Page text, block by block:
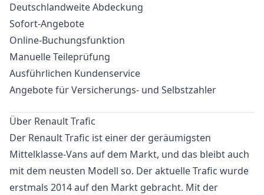
Deutschlandweite Abdeckung
Sofort-Angebote
Online-Buchungsfunktion
Manuelle Teileprüfung
Ausführlichen Kundenservice
Angebote für Versicherungs- und Selbstzahler
Über Renault Trafic
Der Renault Trafic ist einer der geräumigsten
Mittelklasse-Vans auf dem Markt, und das bleibt auch
mit dem neusten Modell so. Der aktuelle Trafic wurde
erstmals 2014 auf den Markt gebracht. Mit der